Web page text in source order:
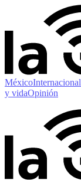
MéxicoInternacional
y vidaOpinión